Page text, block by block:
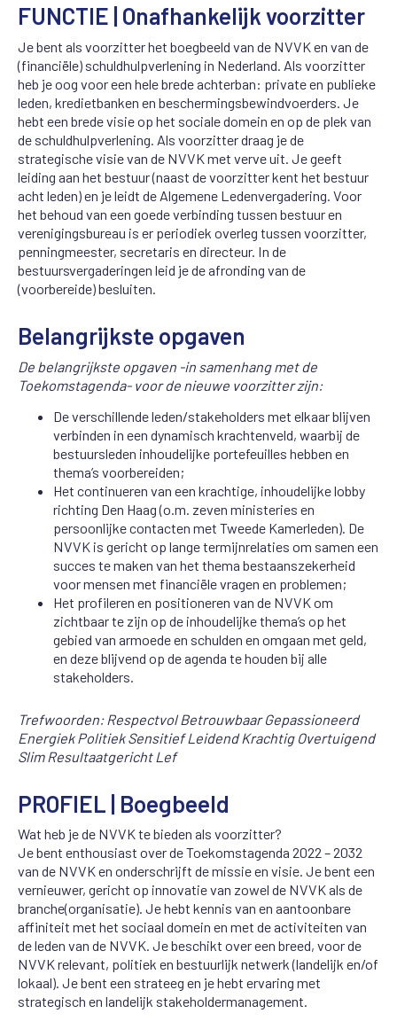
FUNCTIE | Onafhankelijk voorzitter
Je bent als voorzitter het boegbeeld van de NVVK en van de
(financiële) schuldhulpverlening in Nederland. Als voorzitter
heb je oog voor een hele brede achterban: private en publieke
leden, kredietbanken en beschermingsbewindvoerders. Je
hebt een brede visie op het sociale domein en op de plek van
de schuldhulpverlening. Als voorzitter draag je de
strategische visie van de NVVK met verve uit. Je geeft
leiding aan het bestuur (naast de voorzitter kent het bestuur
acht leden) en je leidt de Algemene Ledenvergadering. Voor
het behoud van een goede verbinding tussen bestuur en
verenigingsbureau is er periodiek overleg tussen voorzitter,
penningmeester, secretaris en directeur. In de
bestuursvergaderingen leid je de afronding van de
(voorbereide) besluiten.
Belangrijkste opgaven
De belangrijkste opgaven -in samenhang met de
Toekomstagenda- voor de nieuwe voorzitter zijn:
De verschillende leden/stakeholders met elkaar blijven
verbinden in een dynamisch krachtenveld, waarbij de
bestuursleden inhoudelijke portefeuilles hebben en
thema’s voorbereiden;
Het continueren van een krachtige, inhoudelijke lobby
richting Den Haag (o.m. zeven ministeries en
persoonlijke contacten met Tweede Kamerleden). De
NVVK is gericht op lange termijnrelaties om samen een
succes te maken van het thema bestaanszekerheid
voor mensen met financiële vragen en problemen;
Het profileren en positioneren van de NVVK om
zichtbaar te zijn op de inhoudelijke thema’s op het
gebied van armoede en schulden en omgaan met geld,
en deze blijvend op de agenda te houden bij alle
stakeholders.
Trefwoorden: Respectvol Betrouwbaar Gepassioneerd
Energiek Politiek Sensitief Leidend Krachtig Overtuigend
Slim Resultaatgericht Lef
PROFIEL | Boegbeeld
Wat heb je de NVVK te bieden als voorzitter?
Je bent enthousiast over de Toekomstagenda 2022 – 2032
van de NVVK en onderschrijft de missie en visie. Je bent een
vernieuwer, gericht op innovatie van zowel de NVVK als de
branche(organisatie). Je hebt kennis van en aantoonbare
affiniteit met het sociaal domein en met de activiteiten van
de leden van de NVVK. Je beschikt over een breed, voor de
NVVK relevant, politiek en bestuurlijk netwerk (landelijk en/of
lokaal). Je bent een strateeg en je hebt ervaring met
strategisch en landelijk stakeholdermanagement.